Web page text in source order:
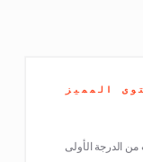
المميز
الدرجة الأولى